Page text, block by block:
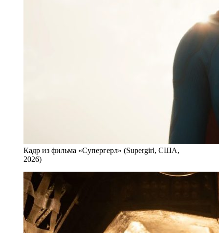
Кадр из фильма «Супергерл» (Supergirl, США,
2026)